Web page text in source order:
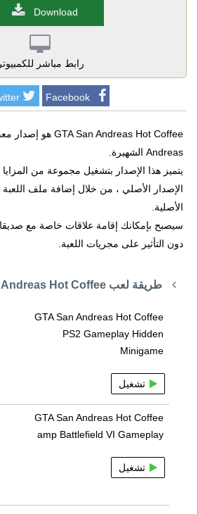
Download
رابط مباشر للكمبيوتر
Facebook
Andreas الشهيرة.
يتميز هذا الإصدار بتشغيل مجموعة من
الإصدار الأصلي ، من خلال إضافة ملف
الأصلية.
سيصبح بإمكانك إقامة علاقات خاصة مع
دون التأثير على مجريات اللعبة.
طريقة لعب GTA San Andreas Hot Coffee
GTA San Andreas Hot Coffee
PS2 Gameplay Hidden
Minigame
تشغيل
GTA San Andreas Hot Coffee
amp Battlefield VI Gameplay
تشغيل